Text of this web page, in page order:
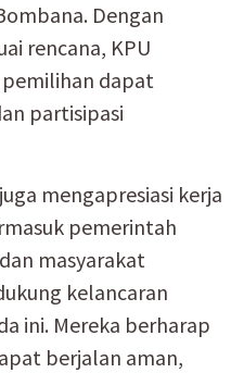
Dengan
rencana, KPU
dapat
partisipasi
mengapresiasi kerja
pemerintah
masyarakat
kelancaran
ini. Mereka berharap
berjalan aman,